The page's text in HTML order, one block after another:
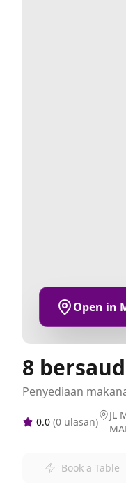
Open in
8
Penyediaan
0.0 (0 ulasan)
JL
Book a Table